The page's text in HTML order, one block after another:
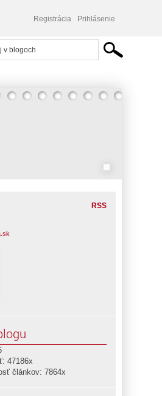
Registrácia Prihlásenie
RSS
47186x
článkov: 7864x